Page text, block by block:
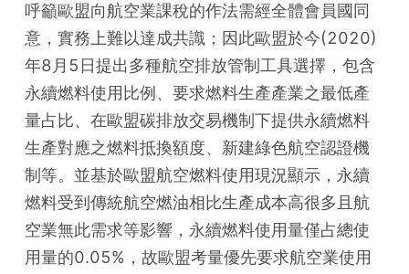
呼籲歐盟向航空業課稅的作法需經全體會員國同
意，實務上難以達成共識；因此歐盟於今(2020)
年8月5日提出多種航空排放管制工具選擇，包含
永續燃料使用比例、要求燃料生產產業之最低產
量占比、在歐盟碳排放交易機制下提供永續燃料
生產對應之燃料抵換額度、新建綠色航空認證機
制等。並基於歐盟航空燃料使用現況顯示，永續
燃料受到傳統航空燃油相比生產成本高很多且航
空業無此需求等影響，永續燃料使用量僅占總使
用量的0.05%，故歐盟考量優先要求航空業使用